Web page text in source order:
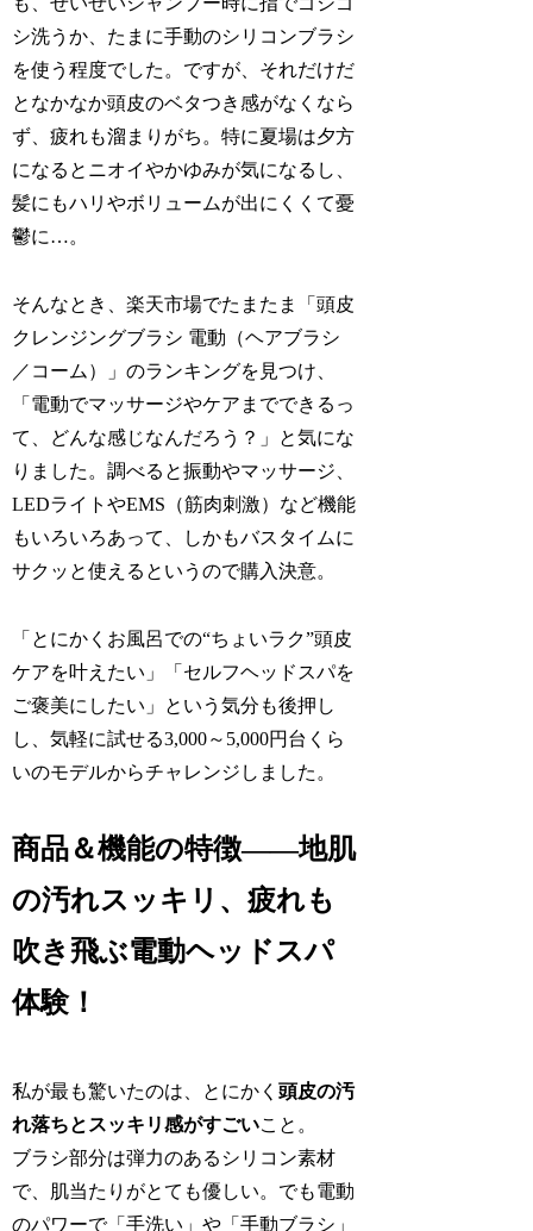
シ洗うか、たまに手動のシリコンブラシ
を使う程度でした。ですが、それだけだ
となかなか頭皮のベタつき感がなくなら
ず、疲れも溜まりがち。特に夏場は夕方
になるとニオイやかゆみが気になるし、
髪にもハリやボリュームが出にくくて憂
鬱に…。
そんなとき、楽天市場でたまたま「頭皮
クレンジングブラシ 電動（ヘアブラシ
／コーム）」のランキングを見つけ、
「電動でマッサージやケアまでできるっ
て、どんな感じなんだろう？」と気にな
りました。調べると振動やマッサージ、
LEDライトやEMS（筋肉刺激）など機能
もいろいろあって、しかもバスタイムに
サクッと使えるというので購入決意。
「とにかくお風呂での“ちょいラク”頭皮
ケアを叶えたい」「セルフヘッドスパを
ご褒美にしたい」という気分も後押し
し、気軽に試せる3,000～5,000円台くら
いのモデルからチャレンジしました。
商品＆機能の特徴——地肌
の汚れスッキリ、疲れも
吹き飛ぶ電動ヘッドスパ
体験！
私が最も驚いたのは、とにかく頭皮の汚
れ落ちとスッキリ感がすごいこと。
ブラシ部分は弾力のあるシリコン素材
で、肌当たりがとても優しい。でも電動
のパワーで「手洗い」や「手動ブラシ」